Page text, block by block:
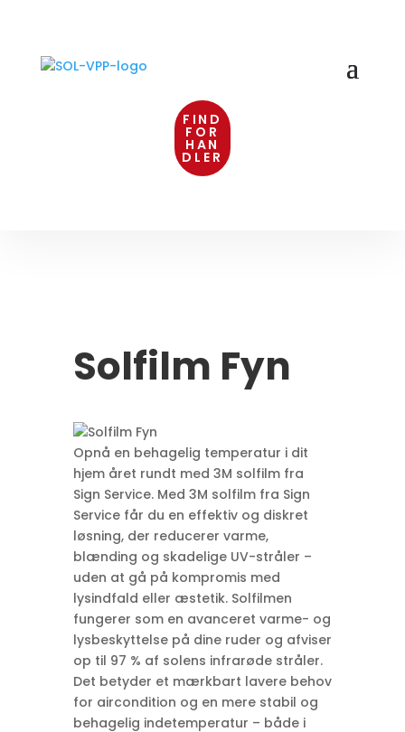
FIND
FOR
HAN
DLER
Solfilm Fyn
Opnå en behagelig temperatur i dit
hjem året rundt med 3M solfilm fra
Sign Service. Med 3M solfilm fra Sign
Service får du en effektiv og diskret
løsning, der reducerer varme,
blænding og skadelige UV-stråler –
uden at gå på kompromis med
lysindfald eller æstetik. Solfilmen
fungerer som en avanceret varme- og
lysbeskyttelse på dine ruder og afviser
op til 97 % af solens infrarøde stråler.
Det betyder et mærkbart lavere behov
for aircondition og en mere stabil og
behagelig indetemperatur – både i